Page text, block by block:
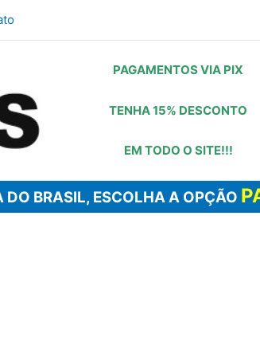
PAGAMENTOS VIA PIX
TENHA 15% DESCONTO
EM TODO O SITE!!!
DO BRASIL, ESCOLHA A OPÇÃO